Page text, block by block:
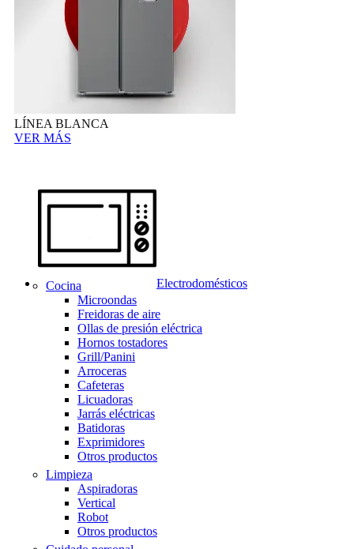
LÍNEA BLANCA
VER MÁS
Electrodomésticos
Cocina
Microondas
Freidoras de aire
Ollas de presión eléctrica
Hornos tostadores
Grill/Panini
Arroceras
Cafeteras
Licuadoras
Jarrás eléctricas
Batidoras
Exprimidores
Otros productos
Limpieza
Aspiradoras
Vertical
Robot
Otros productos